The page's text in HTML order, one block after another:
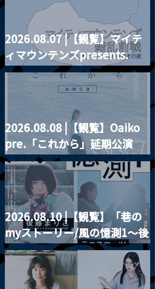
MoonRomantic
Channel1周年記念Live
2026.08.07 |【観覧】マイテ
ィマウンテンズpresents.
“HALL-IN-ONE”
2026.08.08 |【観覧】Oaiko
pre.「これから」延期公演
Blurred City Lights × 17歳
とベルリンの壁
2026.08.10 |【観覧】「巷の
myストーリー/風の憶測1～後
藤まりこアコースティック
violence POPとテニスコー
ツ」